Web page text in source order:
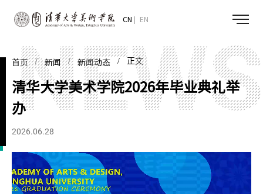
CN EN
首页/ 新闻/ 新闻动态 / 正文
清华大学美术学院2026年毕业典礼举
办
2026.06.28